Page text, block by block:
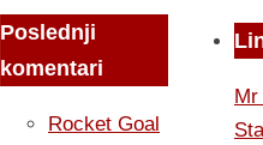
Poslednji
komentari
Rocket Goal
Mr